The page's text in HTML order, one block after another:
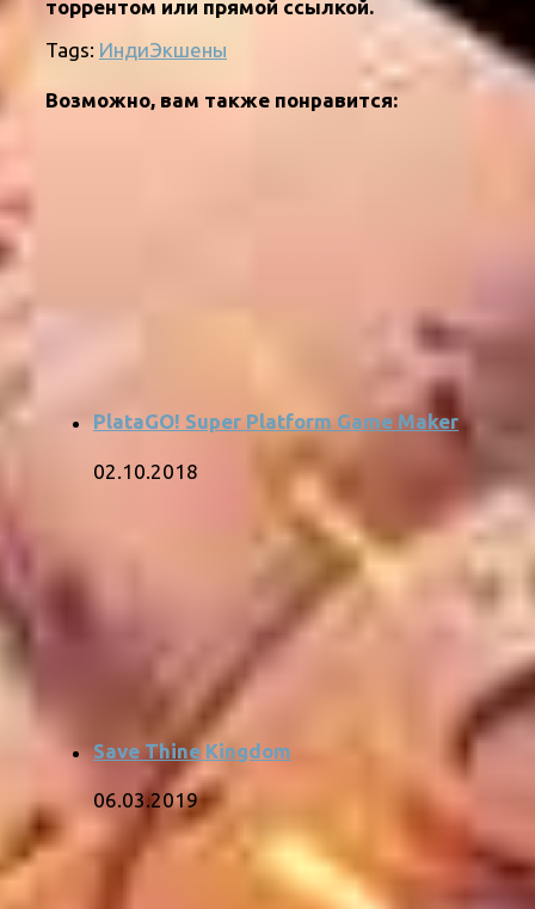
торрентом или прямой ссылкой.
Tags: ИндиЭкшены
Возможно, вам также понравится:
PlataGO! Super Platform Game Maker
02.10.2018
Save Thine Kingdom
06.03.2019